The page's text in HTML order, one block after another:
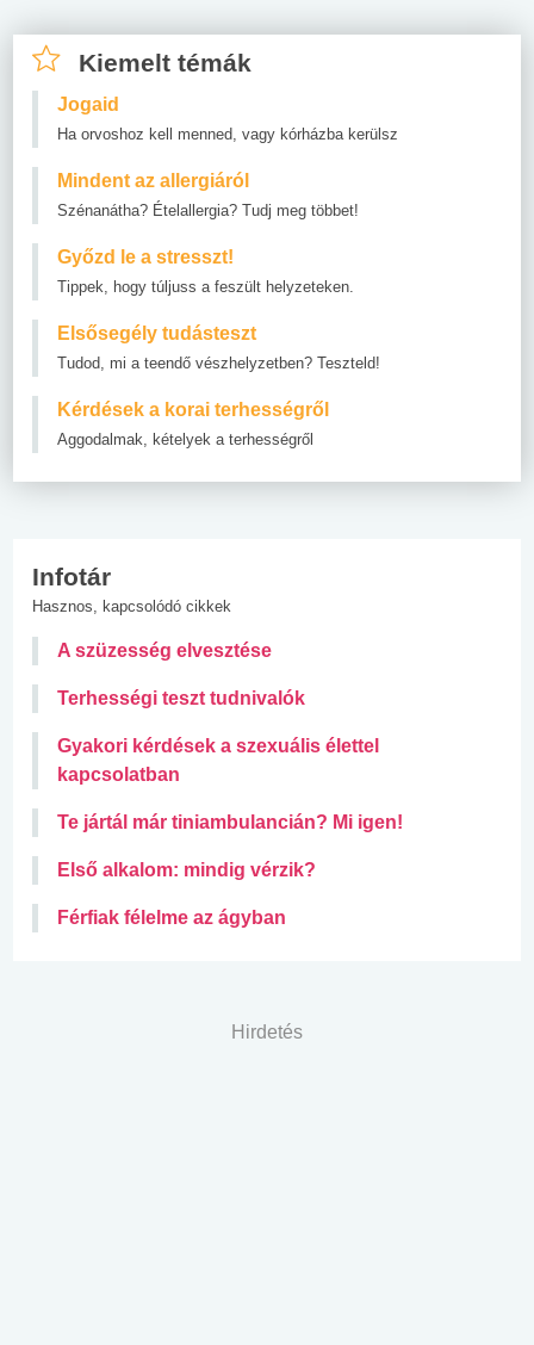
Kiemelt témák
Jogaid
Ha orvoshoz kell menned, vagy kórházba kerülsz
Mindent az allergiáról
Szénanátha? Ételallergia? Tudj meg többet!
Győzd le a stresszt!
Tippek, hogy túljuss a feszült helyzeteken.
Elsősegély tudásteszt
Tudod, mi a teendő vészhelyzetben? Teszteld!
Kérdések a korai terhességről
Aggodalmak, kételyek a terhességről
Infotár
Hasznos, kapcsolódó cikkek
A szüzesség elvesztése
Terhességi teszt tudnivalók
Gyakori kérdések a szexuális élettel
kapcsolatban
Te jártál már tiniambulancián? Mi igen!
Első alkalom: mindig vérzik?
Férfiak félelme az ágyban
Hirdetés